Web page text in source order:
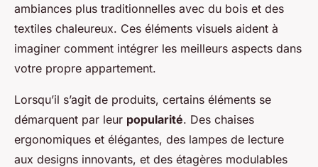
ambiances plus traditionnelles avec du bois et des
textiles chaleureux. Ces éléments visuels aident à
imaginer comment intégrer les meilleurs aspects dans
votre propre appartement.
Lorsqu’il s’agit de produits, certains éléments se
démarquent par leur popularité. Des chaises
ergonomiques et élégantes, des lampes de lecture
aux designs innovants, et des étagères modulables